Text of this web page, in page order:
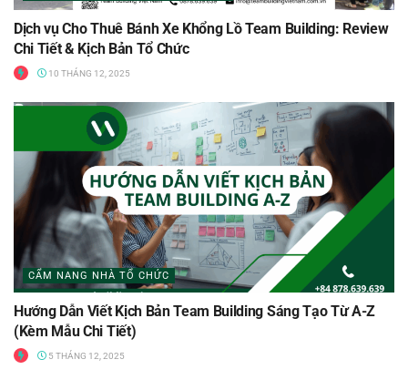
Dịch vụ Cho Thuê Bánh Xe Khổng Lồ Team Building: Review
Chi Tiết & Kịch Bản Tổ Chức
10 THÁNG 12, 2025
CẨM NANG NHÀ TỔ CHỨC
Hướng Dẫn Viết Kịch Bản Team Building Sáng Tạo Từ A-Z
(Kèm Mẫu Chi Tiết)
5 THÁNG 12, 2025